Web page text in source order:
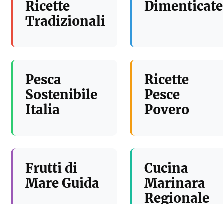
Ricette
Tradizionali
Dimenticate
Pesca
Sostenibile
Italia
Ricette
Pesce
Povero
Frutti di
Mare Guida
Cucina
Marinara
Regionale